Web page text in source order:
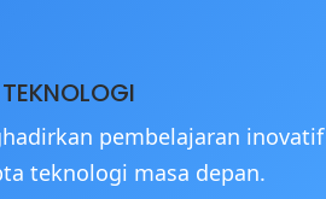
pembelajaran inovatif
teknologi masa depan.